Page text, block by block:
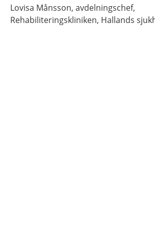
Lovisa Månsson, avdelningschef,
Rehabiliteringskliniken, Hallands